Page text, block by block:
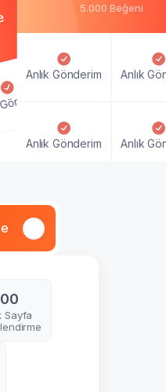
Anlık Gönderim
5.000 Beğeni
Anlık Gönderim Anlık
Anlık Gönderim Anlık
Anlık Gönderim
Sayfa